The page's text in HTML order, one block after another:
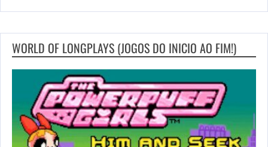
WORLD OF LONGPLAYS (JOGOS DO INICIO AO FIM!)